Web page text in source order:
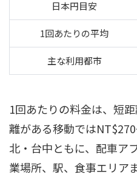
日本円目安
1回あたりの平均
主な利用都市
1回あたりの料金は、短
離がある移動では
北・台中ともに、配車ア
業場所、駅、食事エリア